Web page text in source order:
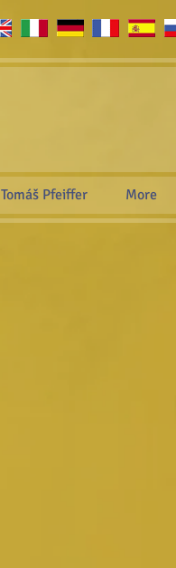
Tomáš Pfeiffer More